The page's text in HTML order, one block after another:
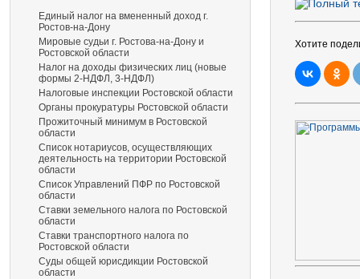
Единый налог на вмененный доход г.
Ростов-на-Дону
Мировые судьи г. Ростова-на-Дону и
Ростовской области
Налог на доходы физических лиц (новые
формы 2-НДФЛ, 3-НДФЛ)
Налоговые инспекции Ростовской области
Органы прокуратуры Ростовской области
Прожиточный минимум в Ростовской
области
Список нотариусов, осуществляющих
деятельность на территории Ростовской
области
Список Управлений ПФР по Ростовской
области
Ставки земельного налога по Ростовской
области
Ставки транспортного налога по
Ростовской области
Суды общей юрисдикции Ростовской
области
Хотите